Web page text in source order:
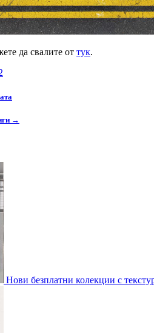
да свалите от тук.
→
Нови безплатни колекции с